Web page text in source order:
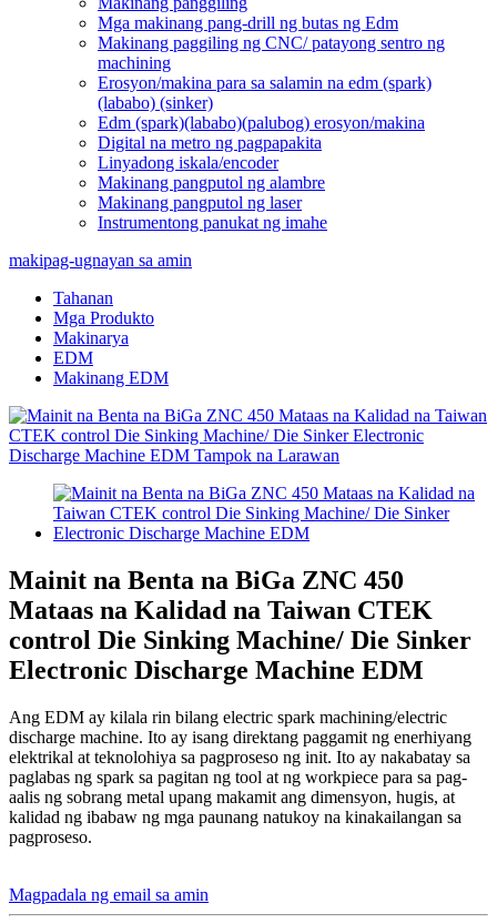
Mga makinang pang-drill ng butas ng Edm
Makinang paggiling ng CNC/ patayong sentro ng
machining
Erosyon/makina para sa salamin na edm (spark)
(lababo) (sinker)
Edm (spark)(lababo)(palubog) erosyon/makina
Digital na metro ng pagpapakita
Linyadong iskala/encoder
Makinang pangputol ng alambre
Makinang pangputol ng laser
Instrumentong panukat ng imahe
makipag-ugnayan sa amin
Tahanan
Mga Produkto
Makinarya
EDM
Makinang EDM
Mainit na Benta na BiGa ZNC 450
Mataas na Kalidad na Taiwan CTEK
control Die Sinking Machine/ Die Sinker
Electronic Discharge Machine EDM
Ang EDM ay kilala rin bilang electric spark machining/electric
discharge machine. Ito ay isang direktang paggamit ng enerhiyang
elektrikal at teknolohiya sa pagproseso ng init. Ito ay nakabatay sa
paglabas ng spark sa pagitan ng tool at ng workpiece para sa pag-
aalis ng sobrang metal upang makamit ang dimensyon, hugis, at
kalidad ng ibabaw ng mga paunang natukoy na kinakailangan sa
pagproseso.
Magpadala ng email sa amin